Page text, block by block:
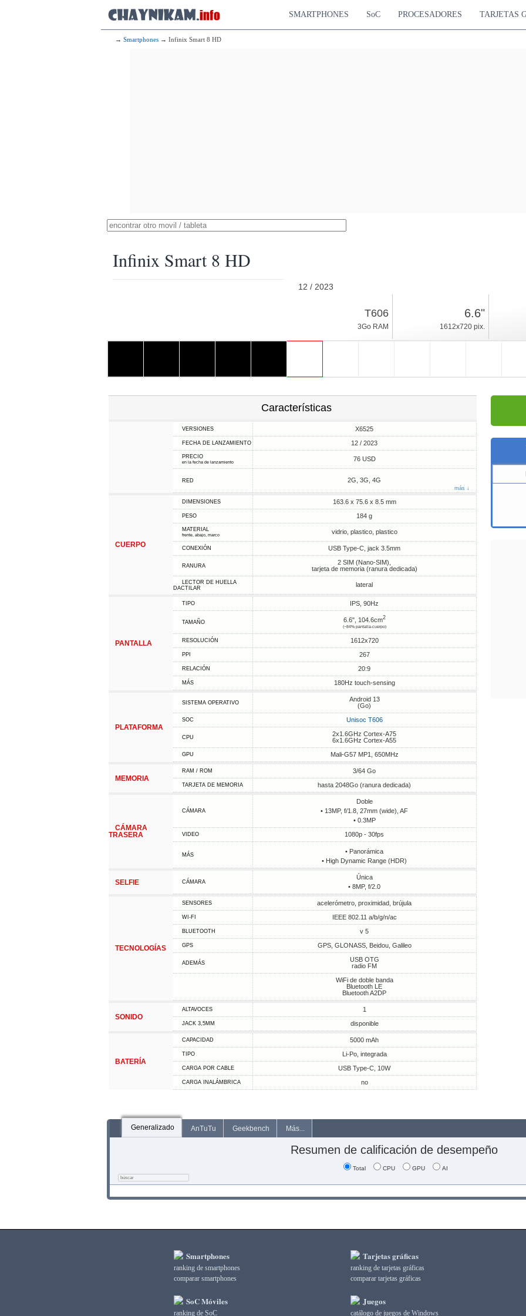
SMARTPHONES SoC PROCESADORES TARJETAS
→ Smartphones → Infinix Smart 8 HD
Infinix Smart 8 HD
12 / 2023
T606
3Go RAM
6.6"
1612x720 pix.
Características
VERSIONES X6525
FECHA DE LANZAMIENTO 12 / 2023
PRECIO
en la fecha de lanzamiento 76 USD
RED 2G, 3G, 4G
más ↓
CUERPO
DIMENSIONES 163.6 x 75.6 x 8.5 mm
PESO 184 g
MATERIAL
frente, abajo, marco vidrio, plastico, plastico
CONEXIÓN USB Type-C, jack 3.5mm
RANURA
2 SIM (Nano-SIM),
tarjeta de memoria (ranura dedicada)
LECTOR DE HUELLA
DACTILAR
lateral
PANTALLA
TIPO IPS, 90Hz
TAMAÑO 6.6", 104.6cm2
(~84% pantalla-cuerpo)
RESOLUCIÓN 1612x720
PPI 267
RELACIÓN 20:9
MÁS 180Hz touch-sensing
PLATAFORMA
SISTEMA OPERATIVO
Android 13
(Go)
SOC Unisoc T606
CPU
2x1.6GHz Cortex-A75
6x1.6GHz Cortex-A55
GPU Mali-G57 MP1, 650MHz
MEMORIA
RAM / ROM 3/64 Go
TARJETA DE MEMORIA hasta 2048Go (ranura dedicada)
CÁMARA
TRASERA
CÁMARA
Doble
• 13MP, f/1.8, 27mm (wide), AF
• 0.3MP
VIDEO 1080p - 30fps
MÁS
• Panorámica
• High Dynamic Range (HDR)
SELFIE CÁMARA
Única
• 8MP, f/2.0
TECNOLOGÍAS
SENSORES acelerómetro, proximidad, brújula
WI-FI IEEE 802.11 a/b/g/n/ac
BLUETOOTH v 5
GPS GPS, GLONASS, Beidou, Galileo
ADEMÁS
USB OTG
radio FM
WiFi de doble banda
Bluetooth LE
Bluetooth A2DP
SONIDO
ALTAVOCES 1
JACK 3,5MM disponible
BATERÍA
CAPACIDAD 5000 mAh
TIPO Li-Po, integrada
CARGA POR CABLE USB Type-C, 10W
CARGA INALÁMBRICA no
Generalizado AnTuTu Geekbench Más...
Resumen de calificación de desempeño
Total CPU GPU AI
Smartphones
ranking de smartphones
comparar smartphones
SoC Móviles
ranking de SoC
Tarjetas gráficas
ranking de tarjetas gráficas
comparar tarjetas gráficas
Juegos
catálogo de juegos de Windows